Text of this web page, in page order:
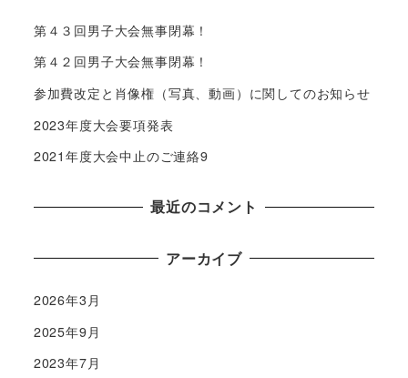
第４３回男子大会無事閉幕！
第４２回男子大会無事閉幕！
参加費改定と肖像権（写真、動画）に関してのお知らせ
2023年度大会要項発表
2021年度大会中止のご連絡9
最近のコメント
アーカイブ
2026年3月
2025年9月
2023年7月